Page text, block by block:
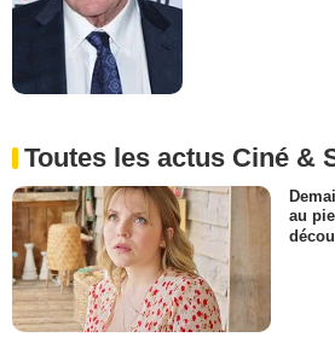
Toutes les actus Ciné &
au